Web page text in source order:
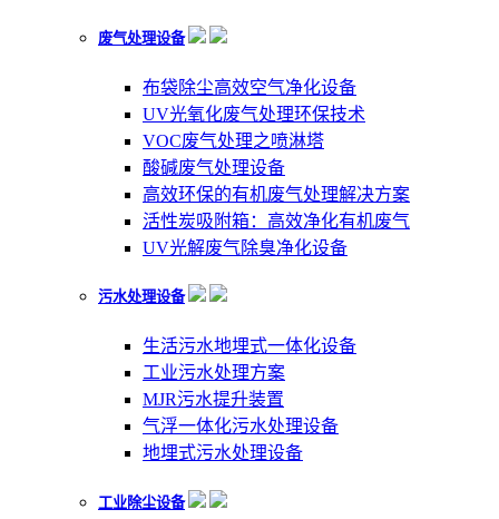
废气处理设备
布袋除尘高效空气净化设备
UV光氧化废气处理环保技术
VOC废气处理之喷淋塔
酸碱废气处理设备
高效环保的有机废气处理解决方案
活性炭吸附箱：高效净化有机废气
UV光解废气除臭净化设备
污水处理设备
生活污水地埋式一体化设备
工业污水处理方案
MJR污水提升装置
气浮一体化污水处理设备
地埋式污水处理设备
工业除尘设备